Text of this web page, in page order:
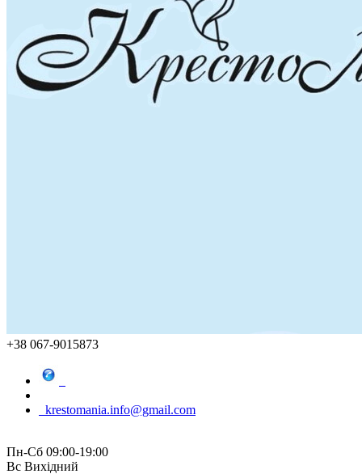
+38 067-9015873
krestomania.info@gmail.com
Пн-Сб 09:00-19:00
Вс Вихідний